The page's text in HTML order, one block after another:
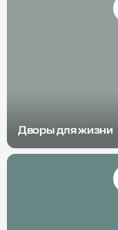
Дворы для жизни